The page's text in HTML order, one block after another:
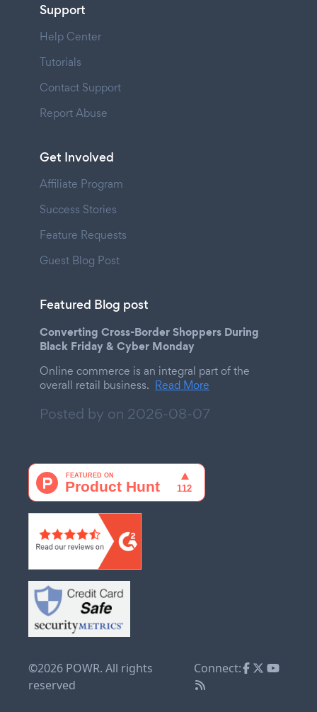
Support
Help Center
Tutorials
Contact Support
Report Abuse
Get Involved
Affiliate Program
Success Stories
Feature Requests
Guest Blog Post
Featured Blog post
Converting Cross-Border Shoppers During
Black Friday & Cyber Monday
Online commerce is an integral part of the
overall retail business. Read More
Posted by on 2026-08-07
©2026 POWR. All rights
reserved
Connect: